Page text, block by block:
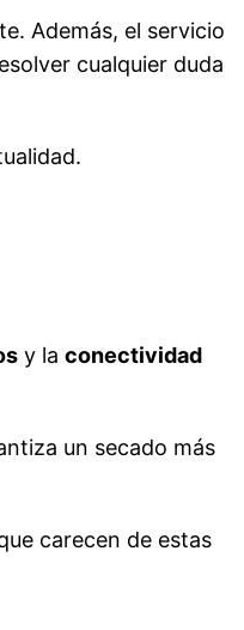
Además, el servicio
cualquier duda
y la conectividad
un secado más
carecen de estas